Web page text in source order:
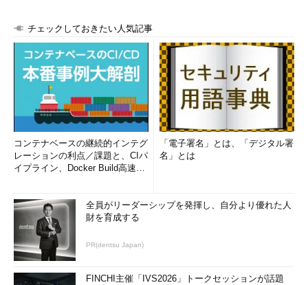
チェックしておきたい人気記事
コンテナベースの継続的インテグ
レーションの利点／課題と、CIパ
イプライン、Docker Build高速化
「電子署名」とは、「デジタル署
名」とは
全員がリーダーシップを発揮し、自分より優れた人
財を育成する
PR(dentsu Japan)
FINCHI主催「IVS2026」トークセッションが話題